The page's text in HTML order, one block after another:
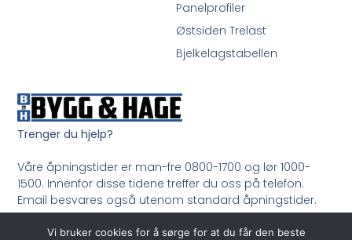
Trenger du hjelp?
Våre åpningstider er man-fre 0800-1700 og lør 1000-
1500. Innenfor disse tidene treffer du oss på telefon.
Email besvares også utenom standard åpningstider.
Ring oss på 33 99 35 50
Panelprofiler
Østsiden Trelast
Bjelkelagstabellen
Vi bruker cookies for å sørge for at du får den beste